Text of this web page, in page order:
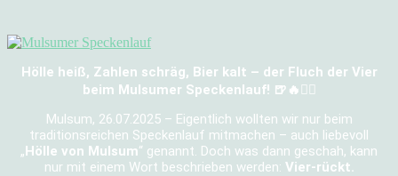
Hölle heiß, Zahlen schräg, Bier kalt – der Fluch der Vier
beim Mulsumer Speckenlauf! 🍺🔥🏃‍♂️
Mulsum, 26.07.2025 – Eigentlich wollten wir nur beim
traditionsreichen Speckenlauf mitmachen – auch liebevoll
„Hölle von Mulsum“ genannt. Doch was dann geschah, kann
nur mit einem Wort beschrieben werden: Vier-rückt.